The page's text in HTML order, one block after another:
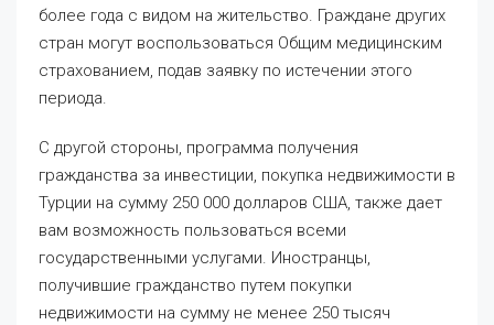
более года с видом на жительство. Граждане других
стран могут воспользоваться Общим медицинским
страхованием, подав заявку по истечении этого
периода.
С другой стороны, программа получения
гражданства за инвестиции, покупка недвижимости в
Турции на сумму 250 000 долларов США, также дает
вам возможность пользоваться всеми
государственными услугами. Иностранцы,
получившие гражданство путем покупки
недвижимости на сумму не менее 250 тысяч